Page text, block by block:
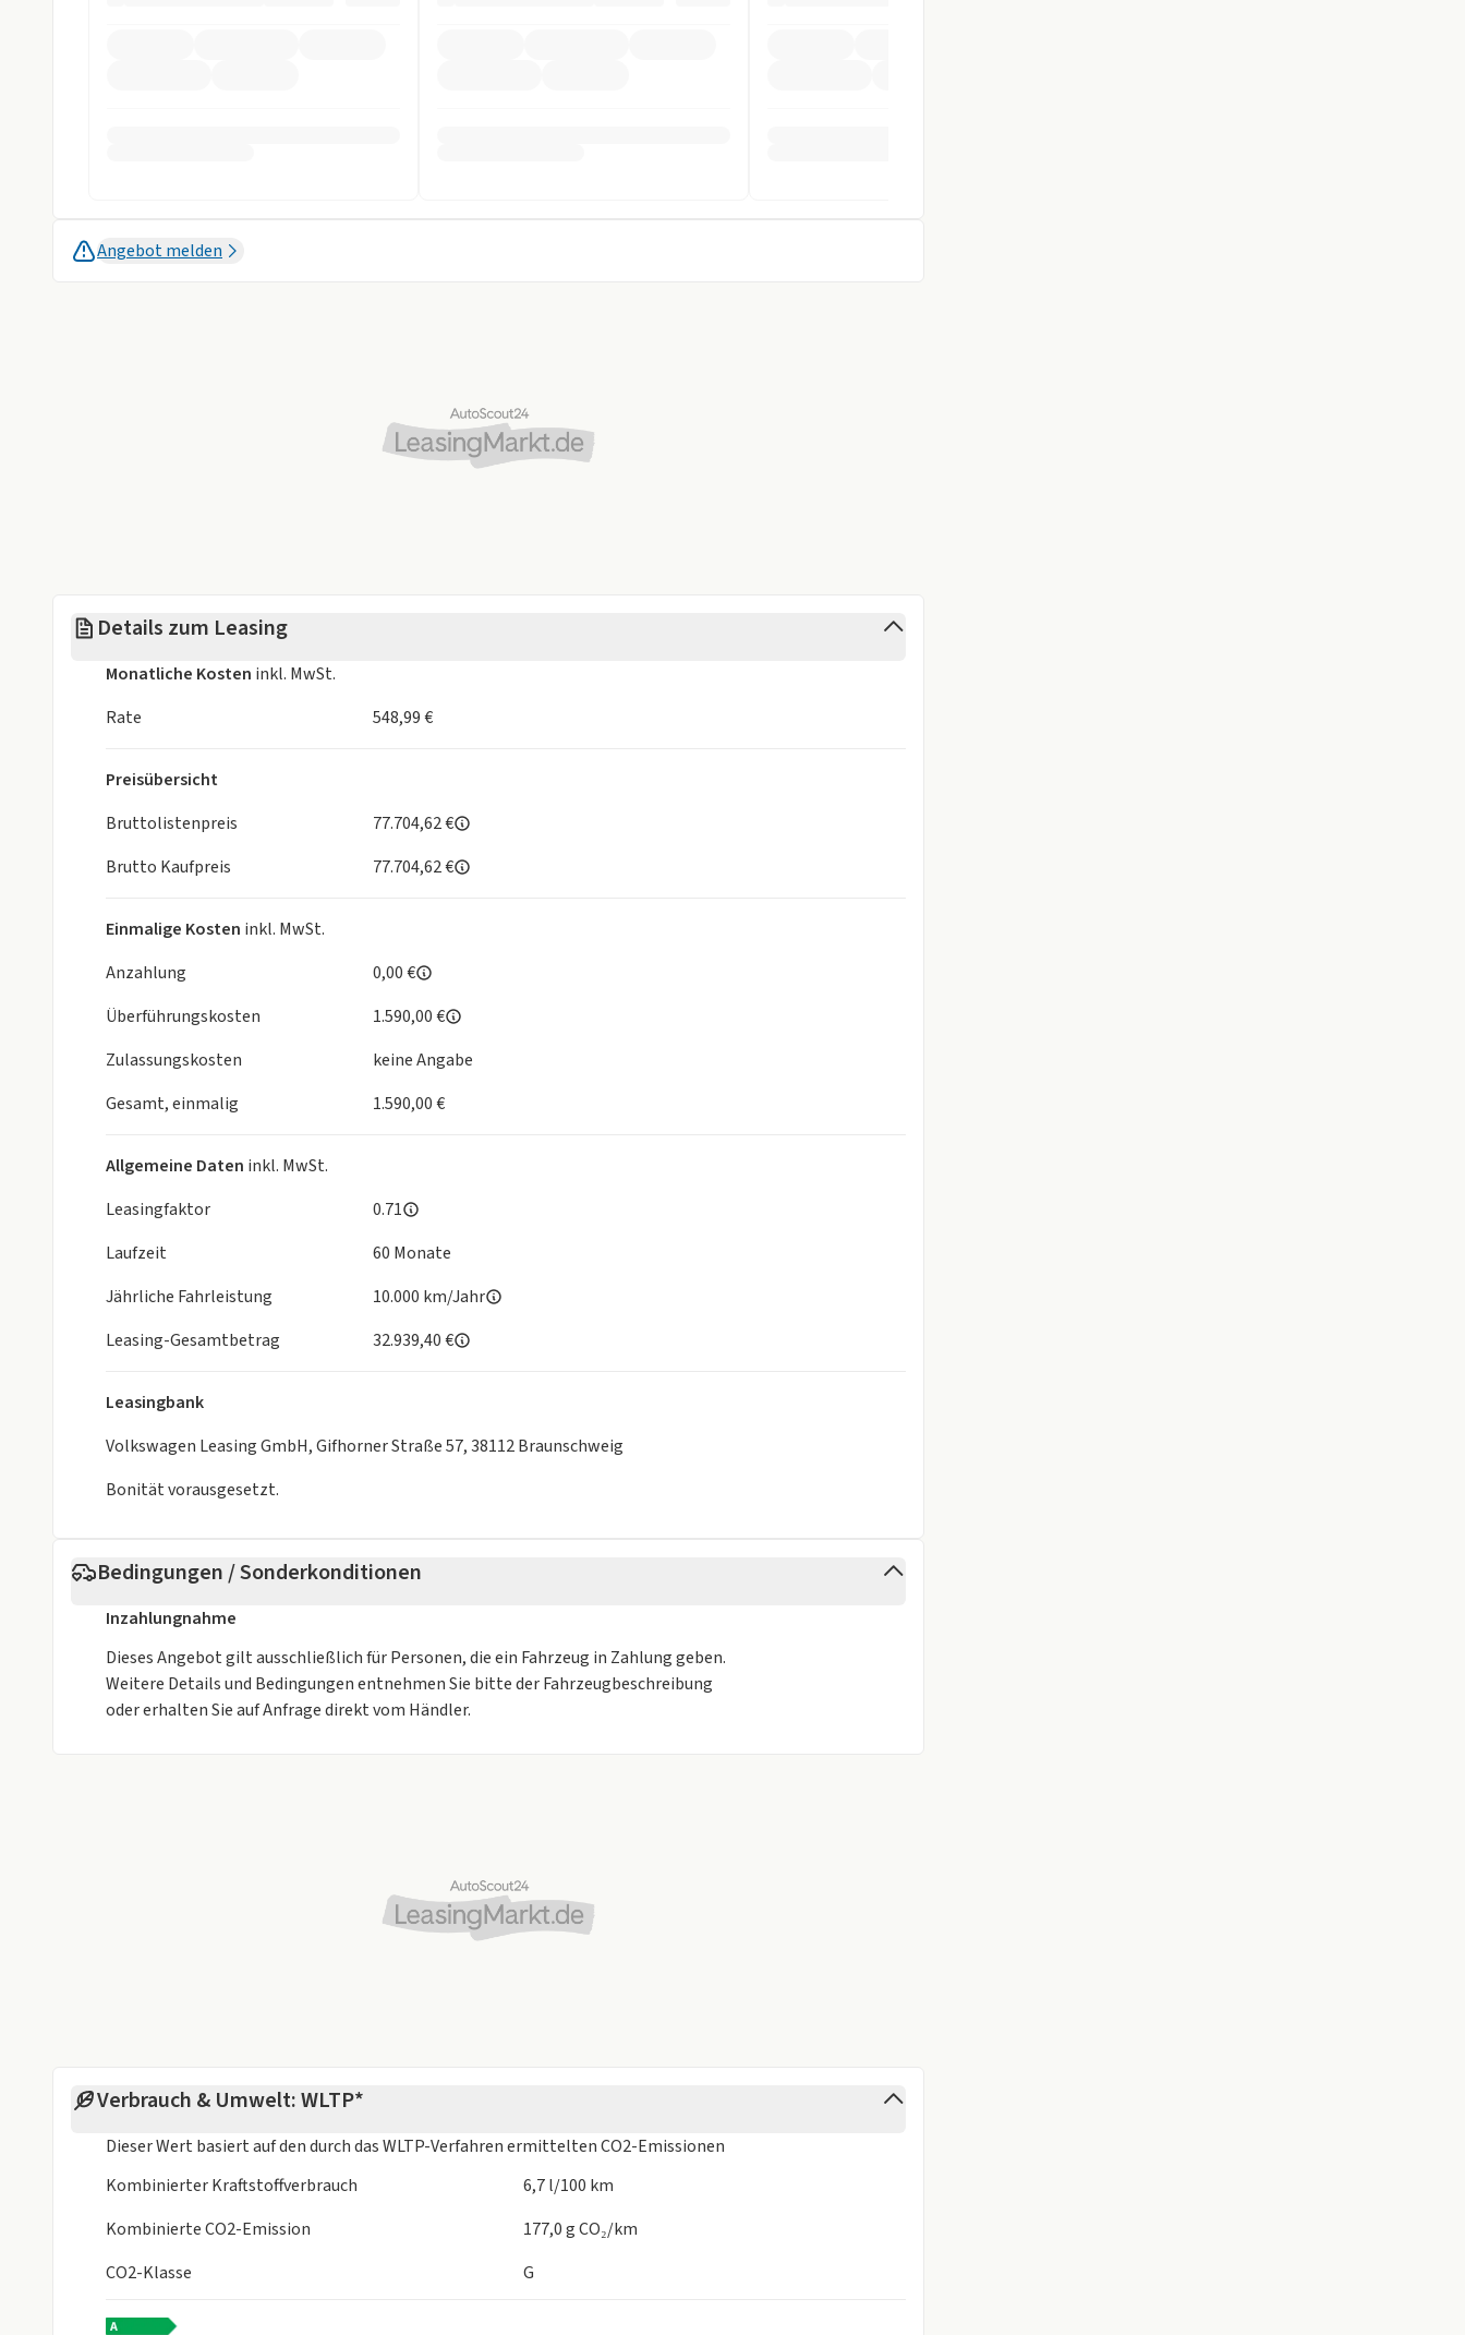
Angebot melden
Details zum Leasing
Monatliche Kosten inkl. MwSt.
Rate
548,99 €
Preisübersicht
Bruttolistenpreis
77.704,62 €
Brutto Kaufpreis
77.704,62 €
Einmalige Kosten inkl. MwSt.
Anzahlung
0,00 €
Überführungskosten
1.590,00 €
Zulassungskosten
keine Angabe
Gesamt, einmalig
1.590,00 €
Allgemeine Daten inkl. MwSt.
Leasingfaktor
0.71
Laufzeit
60 Monate
Jährliche Fahrleistung
10.000 km/Jahr
Leasing-Gesamtbetrag
32.939,40 €
Leasingbank
Volkswagen Leasing GmbH, Gifhorner Straße 57, 38112 Braunschweig
Bonität vorausgesetzt.
Bedingungen / Sonderkonditionen
Inzahlungnahme
Dieses Angebot gilt ausschließlich für Personen, die ein Fahrzeug in Zahlung geben.
Weitere Details und Bedingungen entnehmen Sie bitte der Fahrzeugbeschreibung
oder erhalten Sie auf Anfrage direkt vom Händler.
Verbrauch & Umwelt: WLTP*
Dieser Wert basiert auf den durch dasWLTP-Verfahrenermittelten CO2-Emissionen
Kombinierter Kraftstoffverbrauch
6,7 l/100 km
Kombinierte CO2-Emission
177,0 g CO₂/km
CO2-Klasse
G